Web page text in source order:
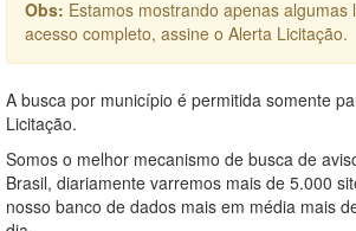
Obs: Estamos mostrando apenas algumas
acesso completo, assine o Alerta Licitação.
A busca por município é permitida somente
Licitação.
Somos o melhor mecanismo de busca de
Brasil, diariamente varremos mais de 5.000
nosso banco de dados mais em média mais